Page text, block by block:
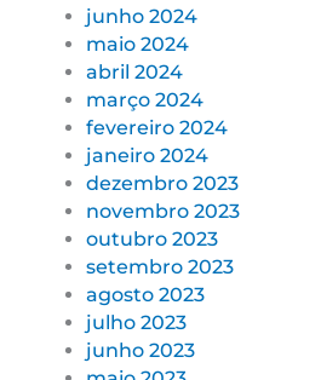
junho 2024
maio 2024
abril 2024
março 2024
fevereiro 2024
janeiro 2024
dezembro 2023
novembro 2023
outubro 2023
setembro 2023
agosto 2023
julho 2023
junho 2023